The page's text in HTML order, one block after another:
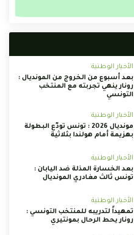
الأخبار الوطنية
بعد أسبوع من الخروج من المونديال :
رونار ينهي تجربته مع المنتخب
التونسي
الأخبار الوطنية
مونديال 2026 : تونس تودّع البطولة
بهزيمة أمام هولندا بثلاثية
الأخبار الوطنية
بعد الخسارة المذلة ضد اليابان :
تونس ثالث مغادري المونديال
الأخبار الوطنية
تمهيداً لتدريبه للمنتخب التونسي :
رونار يحط الرحال بمونتيري